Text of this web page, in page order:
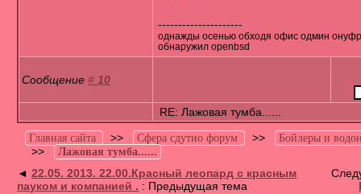
---------------------
однажды осенью обходя офис одмин
обнаружил openbsd
Сообщение# 10
RE: Лажовая тумба......
Главная сайта >> Сфера сдутио форум >> Бойлеры и
>> Лажовая тумба......
◄22.05. 2013. 22.00.Красный леопард с красным
пауком и компанией . : Предыдущая тема